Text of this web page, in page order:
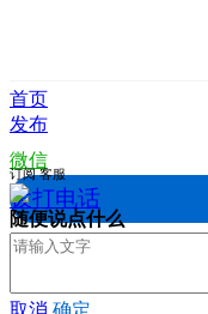
首页
发布
微信
拨打电话
订阅 客服
随便说点什么
取消 确定